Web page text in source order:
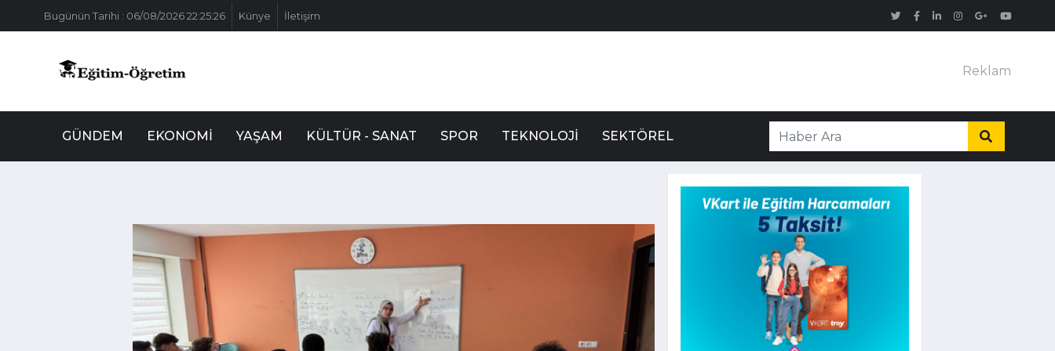
Bugünün Tarihi : 06/08/2026 22:25:26 Künye İletişim
Reklam
GÜNDEM EKONOMI YAŞAM KÜLTÜR - SANAT SPOR TEKNOLOJI SEKTÖREL